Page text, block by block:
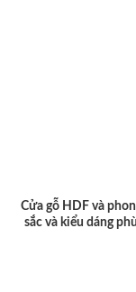
Cửa gỗ HDF và
sắc và kiểu dáng